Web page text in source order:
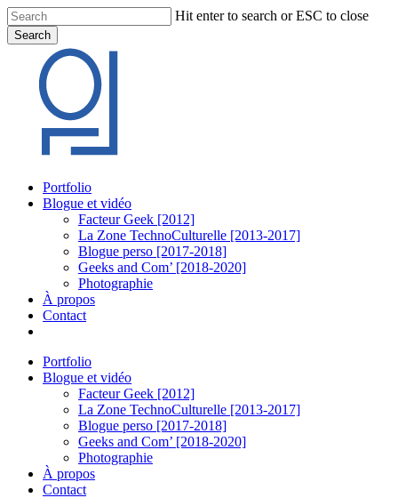
Skip
to
main
content
Hit enter to search or ESC to close
Search
Search
Menu
Portfolio
Blogue et vidéo
Facteur Geek [2012]
La Zone TechnoCulturelle [2013-2017]
Blogue perso [2017-2018]
Geeks and Com’ [2018-2020]
Photographie
À propos
Contact
Portfolio
Blogue et vidéo
Facteur Geek [2012]
La Zone TechnoCulturelle [2013-2017]
Blogue perso [2017-2018]
Geeks and Com’ [2018-2020]
Photographie
À propos
Contact